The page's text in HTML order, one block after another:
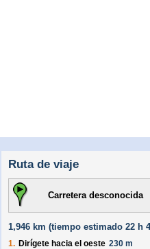
Ruta de viaje
Carretera desconocida
1,946 km (tiempo estimado 22 h
1. Dirígete hacia el oeste 230 m